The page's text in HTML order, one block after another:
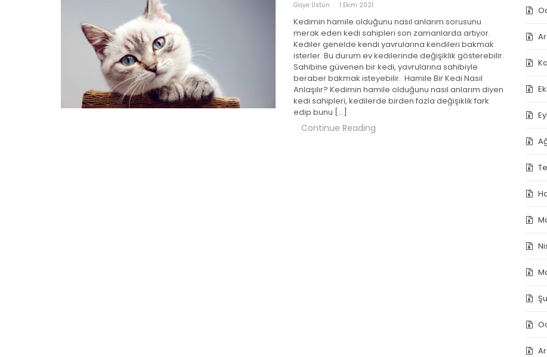
Gaye Üstün 1 Ekim 2021
Kedimin hamile olduğunu nasıl anlarım sorusunu
merak eden kedi sahipleri son zamanlarda artıyor.
Kediler genelde kendi yavrularına kendileri bakmak
isterler. Bu durum ev kedilerinde değişiklik gösterebilir.
Sahibine güvenen bir kedi, yavrularına sahibiyle
beraber bakmak isteyebilir. Hamile Bir Kedi Nasıl
Anlaşılır? Kedimin hamile olduğunu nasıl anlarım diyen
kedi sahipleri, kedilerde birden fazla değişiklik fark
edip bunu […]
Continue Reading